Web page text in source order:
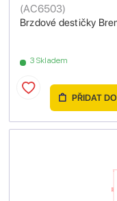
Brzdové destičky
(AC6503)
3 Skladem
PŘIDAT